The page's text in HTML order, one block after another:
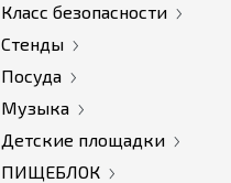
Класс безопасности
Стенды
Посуда
Музыка
Детские площадки
ПИЩЕБЛОК